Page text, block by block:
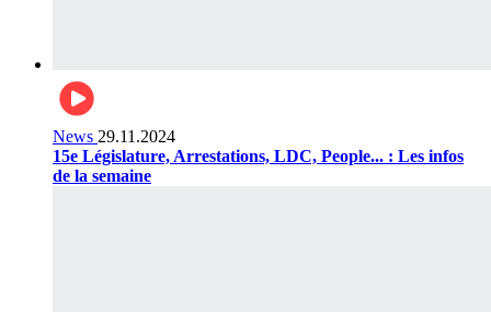
News 29.11.2024
15e Législature, Arrestations, LDC, People... : Les infos
de la semaine